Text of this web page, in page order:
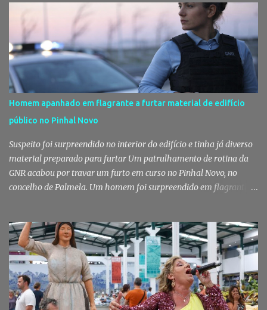
que parte das receitas reverterá para a Associação Humanitária
dos Bombeiros Voluntários do Pinhal Novo, reforçando o espírito
comunitário que sempre distinguiu este evento. O branco é a cor
essencial da festa de 1 de Agosto no Pinhal Novo 10 anos depois da
primeira edição, a White Party continua a ser muito mais do que
uma pista de dança ao ar livre. É um ponto de encontro entre
gerações, um momento de reencontro entre amigos e famílias,
mas também o reflexo daquilo que distingue o Pinhal Novo: a
capacidade de transformar uma ideia simples numa tradição que
mobiliza milhares de pessoas. Todos os anos, quando ch...
Homem apanhado em flagrante a furtar material de edifício
público no Pinhal Novo
Suspeito foi surpreendido no interior do edifício e tinha já diverso
material preparado para furtar Um patrulhamento de rotina da
GNR acabou por travar um furto em curso no Pinhal Novo, no
concelho de Palmela. Um homem foi surpreendido em flagrante
militares da Guarda. Patrulhamento da GNR termina com
detenção por furto A detenção ocorreu no dia 4 de Agosto, - mas
divulgada só nesta quinta-feira - numa ação desenvolvida pelo
Posto Territorial de Pinhal Novo. Segundo a GNR, "no âmbito de
uma ação de patrulhamento, os militares da Guarda detetaram
uma viatura estacionada num local referenciado pela prática de